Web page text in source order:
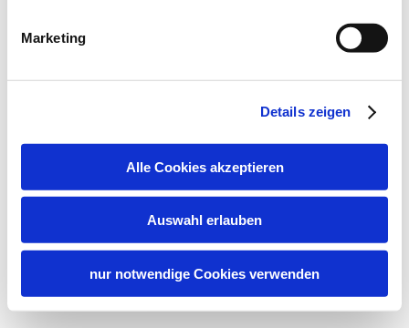
Marketing
Details zeigen
Alle Cookies akzeptieren
Auswahl erlauben
nur notwendige Cookies verwenden